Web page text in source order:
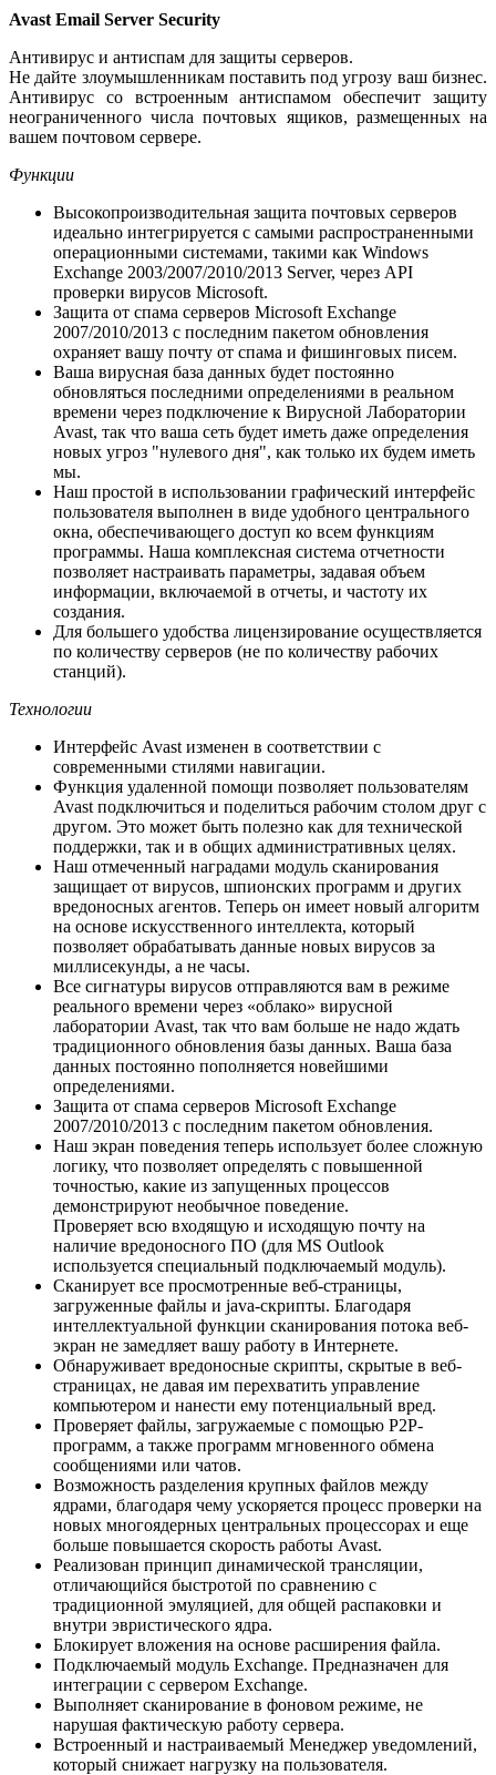
Avast Email Server Security
Антивирус и антиспам для защиты серверов.
Не дайте злоумышленникам поставить под угрозу ваш бизнес.
Антивирус со встроенным антиспамом обеспечит защиту
неограниченного числа почтовых ящиков, размещенных на
вашем почтовом сервере.
Функции
Высокопроизводительная защита почтовых серверов
идеально интегрируется с самыми распространенными
операционными системами, такими как Windows
Exchange 2003/2007/2010/2013 Server, через API
проверки вирусов Microsoft.
Защита от спама серверов Microsoft Exchange
2007/2010/2013 с последним пакетом обновления
охраняет вашу почту от спама и фишинговых писем.
Ваша вирусная база данных будет постоянно
обновляться последними определениями в реальном
времени через подключение к Вирусной Лаборатории
Avast, так что ваша сеть будет иметь даже определения
новых угроз "нулевого дня", как только их будем иметь
мы.
Наш простой в использовании графический интерфейс
пользователя выполнен в виде удобного центрального
окна, обеспечивающего доступ ко всем функциям
программы. Наша комплексная система отчетности
позволяет настраивать параметры, задавая объем
информации, включаемой в отчеты, и частоту их
создания.
Для большего удобства лицензирование осуществляется
по количеству серверов (не по количеству рабочих
станций).
Технологии
Интерфейс Avast изменен в соответствии с
современными стилями навигации.
Функция удаленной помощи позволяет пользователям
Avast подключиться и поделиться рабочим столом друг с
другом. Это может быть полезно как для технической
поддержки, так и в общих административных целях.
Наш отмеченный наградами модуль сканирования
защищает от вирусов, шпионских программ и других
вредоносных агентов. Теперь он имеет новый алгоритм
на основе искусственного интеллекта, который
позволяет обрабатывать данные новых вирусов за
миллисекунды, а не часы.
Все сигнатуры вирусов отправляются вам в режиме
реального времени через «облако» вирусной
лаборатории Avast, так что вам больше не надо ждать
традиционного обновления базы данных. Ваша база
данных постоянно пополняется новейшими
определениями.
Защита от спама серверов Microsoft Exchange
2007/2010/2013 с последним пакетом обновления.
Наш экран поведения теперь использует более сложную
логику, что позволяет определять с повышенной
точностью, какие из запущенных процессов
демонстрируют необычное поведение.
Проверяет всю входящую и исходящую почту на
наличие вредоносного ПО (для MS Outlook
используется специальный подключаемый модуль).
Сканирует все просмотренные веб-страницы,
загруженные файлы и java-скрипты. Благодаря
интеллектуальной функции сканирования потока веб-
экран не замедляет вашу работу в Интернете.
Обнаруживает вредоносные скрипты, скрытые в веб-
страницах, не давая им перехватить управление
компьютером и нанести ему потенциальный вред.
Проверяет файлы, загружаемые с помощью P2P-
программ, а также программ мгновенного обмена
сообщениями или чатов.
Возможность разделения крупных файлов между
ядрами, благодаря чему ускоряется процесс проверки на
новых многоядерных центральных процессорах и еще
больше повышается скорость работы Avast.
Реализован принцип динамической трансляции,
отличающийся быстротой по сравнению с
традиционной эмуляцией, для общей распаковки и
внутри эвристического ядра.
Блокирует вложения на основе расширения файла.
Подключаемый модуль Exchange. Предназначен для
интеграции с сервером Exchange.
Выполняет сканирование в фоновом режиме, не
нарушая фактическую работу сервера.
Встроенный и настраиваемый Менеджер уведомлений,
который снижает нагрузку на пользователя.